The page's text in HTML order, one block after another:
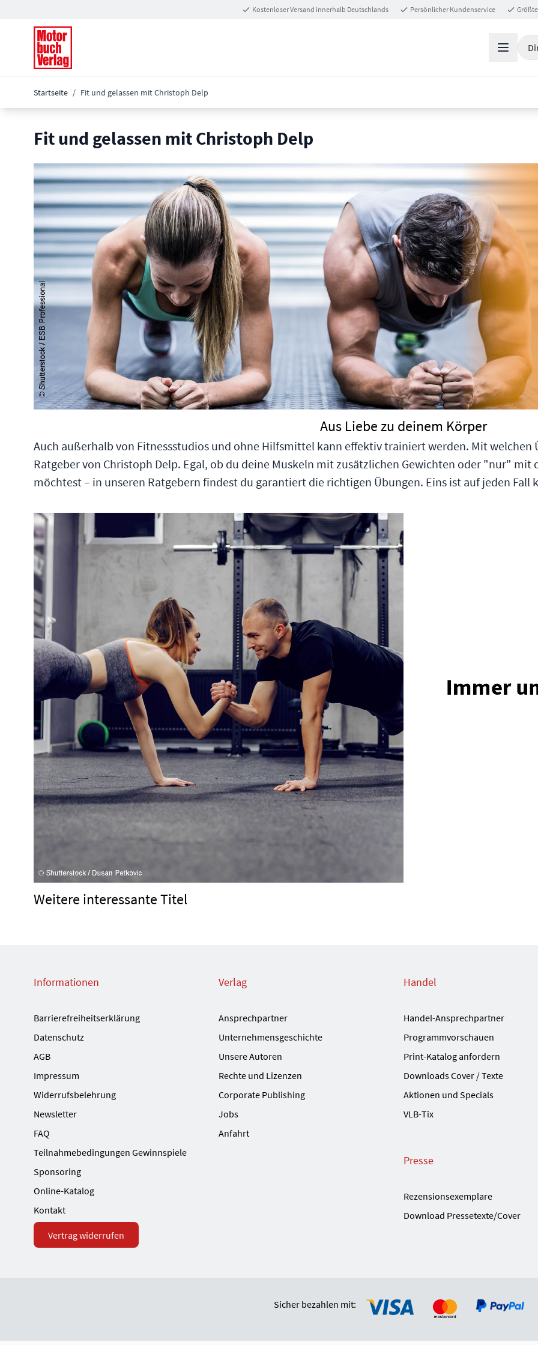
Kostenloser Versand innerhalb Deutschlands Persönlicher Kundenservice
Startseite / Fit und gelassen mit Christoph Delp
Fit und gelassen mit Christoph Delp
Aus Liebe zu deinem Körper
Auch außerhalb von Fitnessstudios und ohne Hilfsmittel kann effektiv trainiert werden. Mit welchen
Ratgeber von Christoph Delp. Egal, ob du deine Muskeln mit zusätzlichen Gewichten oder "nur"
möchtest – in unseren Ratgebern findest du garantiert die richtigen Übungen. Eins ist auf jeden Fall
Weitere interessante Titel
Informationen
Barrierefreiheitserklärung
Datenschutz
AGB
Impressum
Widerrufsbelehrung
Newsletter
FAQ
Teilnahmebedingungen Gewinnspiele
Sponsoring
Online-Katalog
Kontakt
Vertrag widerrufen
Verlag
Ansprechpartner
Unternehmensgeschichte
Unsere Autoren
Rechte und Lizenzen
Corporate Publishing
Jobs
Anfahrt
Handel
Handel-Ansprechpartner
Programmvorschauen
Print-Katalog anfordern
Downloads Cover / Texte
Aktionen und Specials
VLB-Tix
Presse
Rezensionsexemplare
Download Pressetexte/Cover
Sicher bezahlen mit: